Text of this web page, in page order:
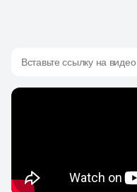
Вставьте ссылку на видео